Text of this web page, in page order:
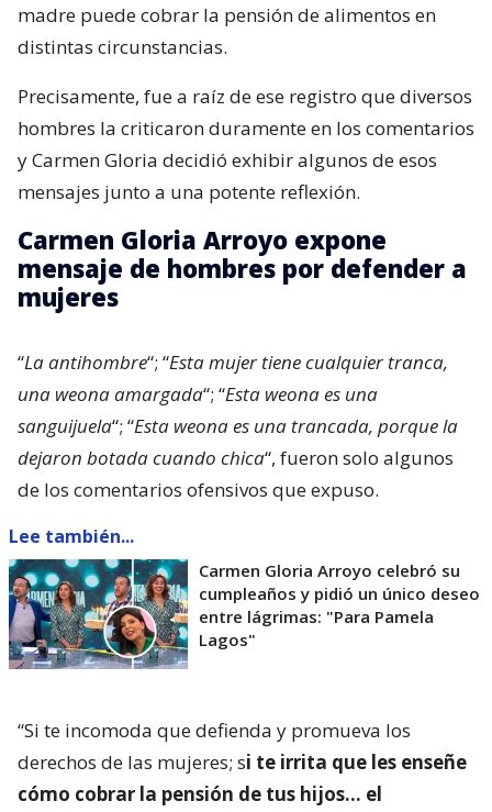
madre puede cobrar la pensión de alimentos en
distintas circunstancias.
Precisamente, fue a raíz de ese registro que diversos
hombres la criticaron duramente en los comentarios
y Carmen Gloria decidió exhibir algunos de esos
mensajes junto a una potente reflexión.
Carmen Gloria Arroyo expone
mensaje de hombres por defender a
mujeres
“La antihombre“; “Esta mujer tiene cualquier tranca,
una weona amargada“; “Esta weona es una
sanguijuela“; “Esta weona es una trancada, porque la
dejaron botada cuando chica“, fueron solo algunos
de los comentarios ofensivos que expuso.
Lee también...
Carmen Gloria Arroyo celebró su
cumpleaños y pidió un único deseo
entre lágrimas: "Para Pamela
Lagos"
“Si te incomoda que defienda y promueva los
derechos de las mujeres; si te irrita que les enseñe
cómo cobrar la pensión de tus hijos… el